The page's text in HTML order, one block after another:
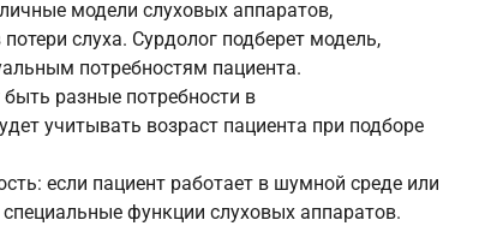
модели слуховых аппаратов,
слуха. Сурдолог подберет модель,
потребностям пациента.
разные потребности в
учитывать возраст пациента при подборе
если пациент работает в шумной среде или
функции слуховых аппаратов.